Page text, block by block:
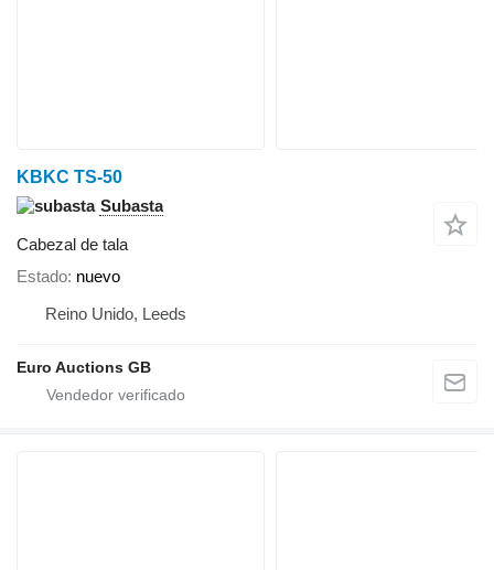
KBKC TS-50
Subasta
Cabezal de tala
Estado nuevo
Reino Unido, Leeds
Euro Auctions GB